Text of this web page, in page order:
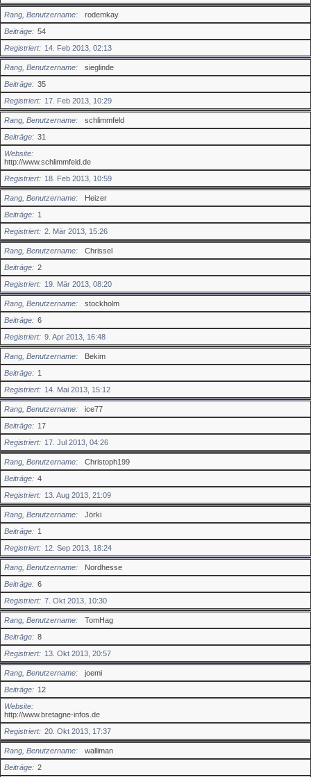
Rang, Benutzername
rodemkay
Beiträge
54
Registriert
14. Feb 2013, 02:13
Rang, Benutzername
sieglinde
Beiträge
35
Registriert
17. Feb 2013, 10:29
Rang, Benutzername
schlimmfeld
Beiträge
31
Website
http://www.schlimmfeld.de
Registriert
18. Feb 2013, 10:59
Rang, Benutzername
Heizer
Beiträge
1
Registriert
2. Mär 2013, 15:26
Rang, Benutzername
Chrissel
Beiträge
2
Registriert
19. Mär 2013, 08:20
Rang, Benutzername
stockholm
Beiträge
6
Registriert
9. Apr 2013, 16:48
Rang, Benutzername
Bekim
Beiträge
1
Registriert
14. Mai 2013, 15:12
Rang, Benutzername
ice77
Beiträge
17
Registriert
17. Jul 2013, 04:26
Rang, Benutzername
Christoph199
Beiträge
4
Registriert
13. Aug 2013, 21:09
Rang, Benutzername
Jörki
Beiträge
1
Registriert
12. Sep 2013, 18:24
Rang, Benutzername
Nordhesse
Beiträge
6
Registriert
7. Okt 2013, 10:30
Rang, Benutzername
TomHag
Beiträge
8
Registriert
13. Okt 2013, 20:57
Rang, Benutzername
joemi
Beiträge
12
Website
http://www.bretagne-infos.de
Registriert
20. Okt 2013, 17:37
Rang, Benutzername
walliman
Beiträge
2